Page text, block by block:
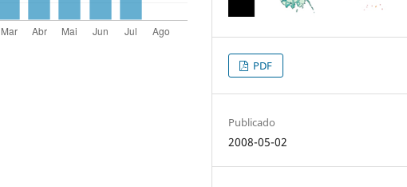
PDF
Publicado
2008-05-02